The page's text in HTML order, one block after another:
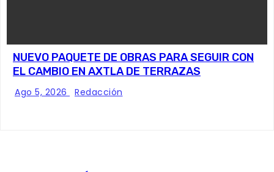
NUEVO PAQUETE DE OBRAS PARA SEGUIR CON
EL CAMBIO EN AXTLA DE TERRAZAS
Ago 5, 2026 Redacción